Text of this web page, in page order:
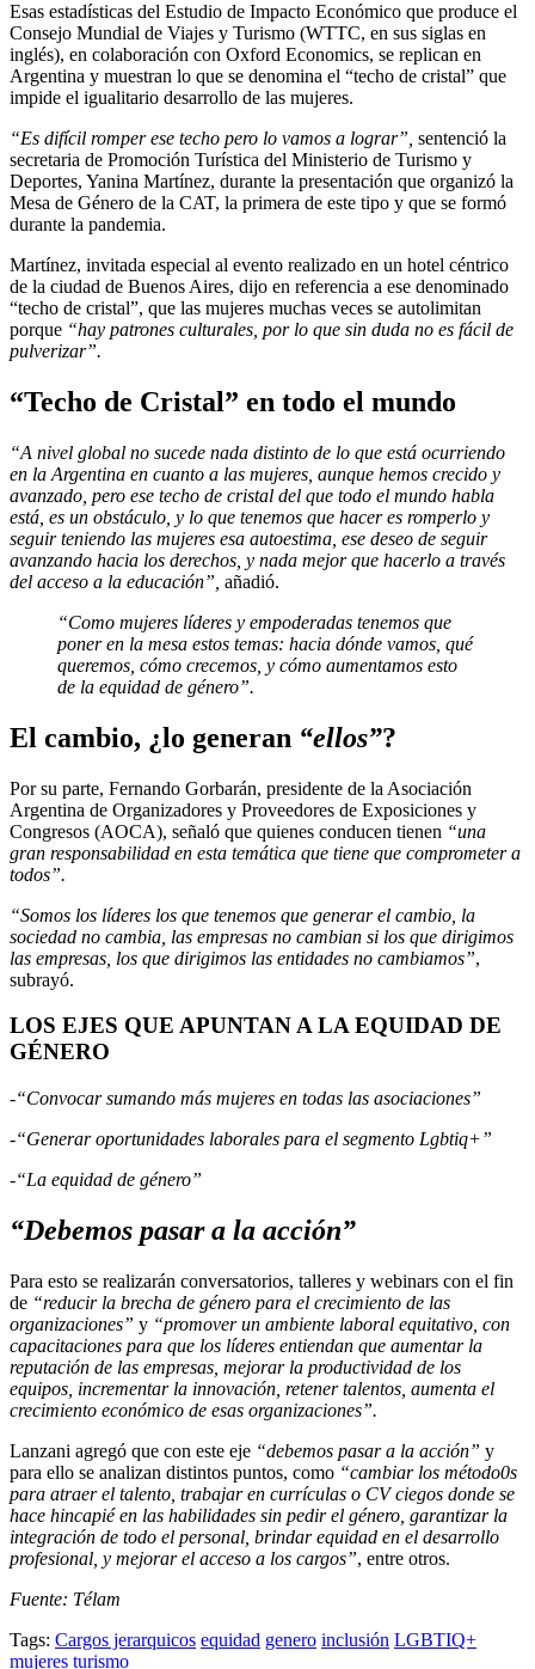
Esas estadísticas del Estudio de Impacto Económico que produce el
Consejo Mundial de Viajes y Turismo (WTTC, en sus siglas en
inglés), en colaboración con Oxford Economics, se replican en
Argentina y muestran lo que se denomina el “techo de cristal” que
impide el igualitario desarrollo de las mujeres.
“Es difícil romper ese techo pero lo vamos a lograr”, sentenció la
secretaria de Promoción Turística del Ministerio de Turismo y
Deportes, Yanina Martínez, durante la presentación que organizó la
Mesa de Género de la CAT, la primera de este tipo y que se formó
durante la pandemia.
Martínez, invitada especial al evento realizado en un hotel céntrico
de la ciudad de Buenos Aires, dijo en referencia a ese denominado
“techo de cristal”, que las mujeres muchas veces se autolimitan
porque “hay patrones culturales, por lo que sin duda no es fácil de
pulverizar”.
“Techo de Cristal” en todo el mundo
“A nivel global no sucede nada distinto de lo que está ocurriendo
en la Argentina en cuanto a las mujeres, aunque hemos crecido y
avanzado, pero ese techo de cristal del que todo el mundo habla
está, es un obstáculo, y lo que tenemos que hacer es romperlo y
seguir teniendo las mujeres esa autoestima, ese deseo de seguir
avanzando hacia los derechos, y nada mejor que hacerlo a través
del acceso a la educación”, añadió.
“Como mujeres líderes y empoderadas tenemos que
poner en la mesa estos temas: hacia dónde vamos, qué
queremos, cómo crecemos, y cómo aumentamos esto
de la equidad de género”.
El cambio, ¿lo generan “ellos”?
Por su parte, Fernando Gorbarán, presidente de la Asociación
Argentina de Organizadores y Proveedores de Exposiciones y
Congresos (AOCA), señaló que quienes conducen tienen “una
gran responsabilidad en esta temática que tiene que comprometer a
todos”.
“Somos los líderes los que tenemos que generar el cambio, la
sociedad no cambia, las empresas no cambian si los que dirigimos
las empresas, los que dirigimos las entidades no cambiamos”,
subrayó.
LOS EJES QUE APUNTAN A LA EQUIDAD DE
GÉNERO
-“Convocar sumando más mujeres en todas las asociaciones”
-“Generar oportunidades laborales para el segmento Lgbtiq+”
-“La equidad de género”
“Debemos pasar a la acción”
Para esto se realizarán conversatorios, talleres y webinars con el fin
de “reducir la brecha de género para el crecimiento de las
organizaciones” y “promover un ambiente laboral equitativo, con
capacitaciones para que los líderes entiendan que aumentar la
reputación de las empresas, mejorar la productividad de los
equipos, incrementar la innovación, retener talentos, aumenta el
crecimiento económico de esas organizaciones”.
Lanzani agregó que con este eje “debemos pasar a la acción” y
para ello se analizan distintos puntos, como “cambiar los método0s
para atraer el talento, trabajar en currículas o CV ciegos donde se
hace hincapié en las habilidades sin pedir el género, garantizar la
integración de todo el personal, brindar equidad en el desarrollo
profesional, y mejorar el acceso a los cargos”, entre otros.
Fuente: Télam
Tags: Cargos jerarquicos equidad genero inclusión LGBTIQ+
mujeres turismo